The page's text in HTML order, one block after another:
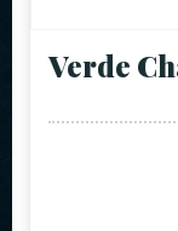
Verde